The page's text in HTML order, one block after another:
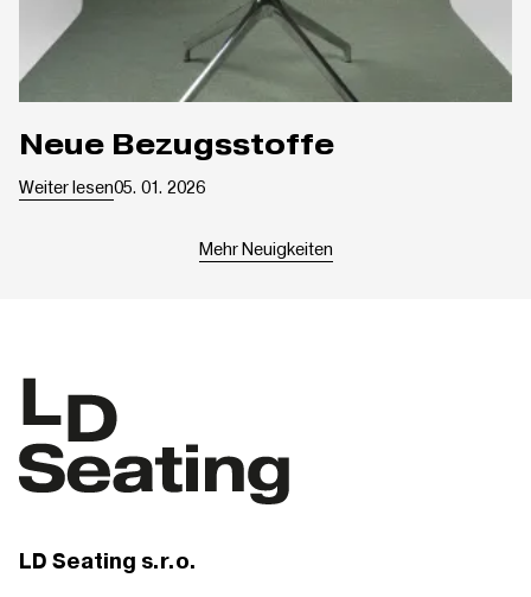
Neue Bezugsstoffe
Weiter lesen05. 01. 2026
Mehr Neuigkeiten
LD Seating s.r.o.